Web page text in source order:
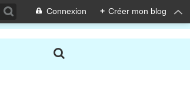
Connexion + Créer mon blog